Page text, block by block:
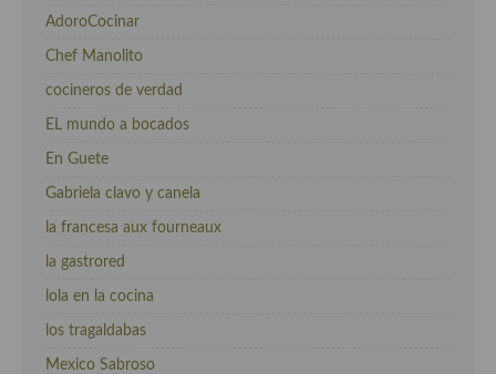
AdoroCocinar
Chef Manolito
cocineros de verdad
EL mundo a bocados
En Guete
Gabriela clavo y canela
la francesa aux fourneaux
la gastrored
lola en la cocina
los tragaldabas
Mexico Sabroso